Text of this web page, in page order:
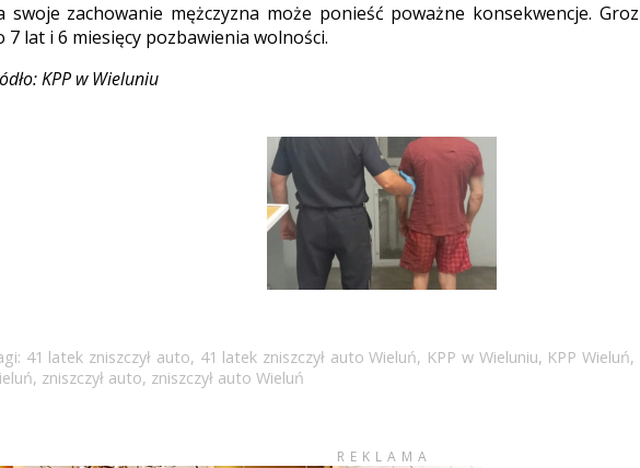
swoje zachowanie mężczyzna może ponieść poważne konsekwencje.
7 lat i 6 miesięcy pozbawienia wolności.
KPP w Wieluniu
41 latek zniszczył auto, 41 latek zniszczył auto Wieluń, KPP w Wieluniu, KPP Wieluń,
, zniszczył auto, zniszczył auto Wieluń
REKLAMA